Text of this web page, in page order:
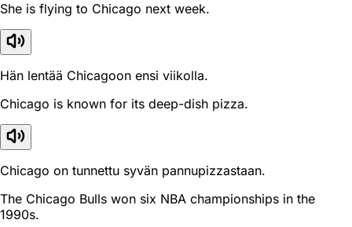
She is flying to Chicago next week.
Hän lentää Chicagoon ensi viikolla.
Chicago is known for its deep-dish pizza.
Chicago on tunnettu syvän pannupizzastaan.
The Chicago Bulls won six NBA championships in the
1990s.